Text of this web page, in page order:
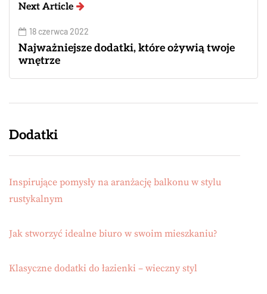
Next Article
18 czerwca 2022
Najważniejsze dodatki, które ożywią twoje
wnętrze
Dodatki
Inspirujące pomysły na aranżację balkonu w stylu
rustykalnym
Jak stworzyć idealne biuro w swoim mieszkaniu?
Klasyczne dodatki do łazienki – wieczny styl